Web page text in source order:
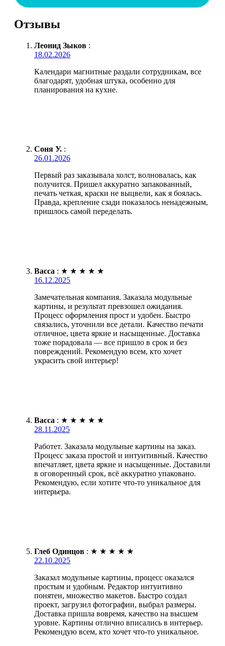
Отзывы
Леонид Зыков :
18.02.2026
Календари магнитные раздали сотрудникам, все
благодарят, удобная штука, особенно для
планирования на кухне.
Соня У. :
26.01.2026
Первый раз заказывала холст, волновалась, как
получится. Пришел аккуратно запакованный,
печать четкая, краски не выцвели, как я боялась.
Правда, крепление сзади показалось ненадежным,
пришлось самой переделать.
Васса : ★ ★ ★ ★ ★
16.12.2025
Замечательная компания. Заказала модульные
картины, и результат превзошел ожидания.
Процесс оформления прост и удобен. Быстро
связались, уточнили все детали. Качество печати
отличное, цвета яркие и насыщенные. Доставка
тоже порадовала — все пришло в срок и без
повреждений. Рекомендую всем, кто хочет
украсить свой интерьер!
Васса : ★ ★ ★ ★ ★
28.11.2025
Работет. Заказала модульные картины на заказ.
Процесс заказа простой и интуитивный. Качество
впечатляет, цвета яркие и насыщенные. Доставили
в оговоренный срок, всё аккуратно упаковано.
Рекомендую, если хотите что-то уникальное для
интерьера.
Глеб Одинцов : ★ ★ ★ ★ ★
22.10.2025
Заказал модульные картины, процесс оказался
простым и удобным. Редактор интуитивно
понятен, множество макетов. Быстро создал
проект, загрузил фотографии, выбрал размеры.
Доставка пришла вовремя, качество на высшем
уровне. Картины отлично вписались в интерьер.
Рекомендую всем, кто хочет что-то уникальное.